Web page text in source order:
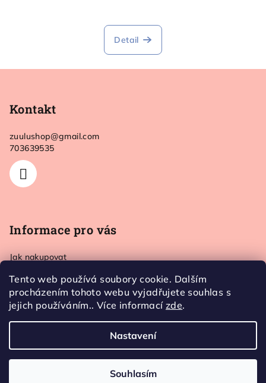
Tento web používá soubory cookie. Dalším
procházením tohoto webu vyjadřujete souhlas s
jejich používáním.. Více informací zde.
Nastavení
Souhlasím
Detail
Kontakt
zuulushop@gmail.com
703639535
Informace pro vás
Jak nakupovat
Kontakt
Obchodní podmínky